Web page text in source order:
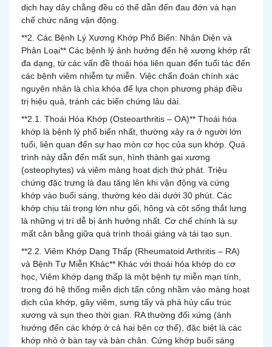
dịch hay dây chằng đều có thể dẫn đến đau đớn và hạn
chế chức năng vận động.
**2. Các Bệnh Lý Xương Khớp Phổ Biến: Nhận Diện và
Phân Loại** Các bệnh lý ảnh hưởng đến hệ xương khớp rất
đa dạng, từ các vấn đề thoái hóa liên quan đến tuổi tác đến
các bệnh viêm nhiễm tự miễn. Việc chẩn đoán chính xác
nguyên nhân là chìa khóa để lựa chọn phương pháp điều
trị hiệu quả, tránh các biến chứng lâu dài.
**2.1. Thoái Hóa Khớp (Osteoarthritis – OA)** Thoái hóa
khớp là bệnh lý phổ biến nhất, thường xảy ra ở người lớn
tuổi, liên quan đến sự hao mòn cơ học của sụn khớp. Quá
trình này dẫn đến mất sụn, hình thành gai xương
(osteophytes) và viêm màng hoạt dịch thứ phát. Triệu
chứng đặc trưng là đau tăng lên khi vận động và cứng
khớp vào buổi sáng, thường kéo dài dưới 30 phút. Các
khớp chịu tải trọng lớn như gối, hông và cột sống thắt lưng
là những vị trí dễ bị ảnh hưởng nhất. Cơ chế chính là sự
mất cân bằng giữa quá trình thoái giáng và tái tạo sụn.
**2.2. Viêm Khớp Dạng Thấp (Rheumatoid Arthritis – RA)
và Bệnh Tự Miễn Khác** Khác với thoái hóa khớp do cơ
học, Viêm khớp dạng thấp là một bệnh tự miễn mạn tính,
trong đó hệ thống miễn dịch tấn công nhầm vào màng hoạt
dịch của khớp, gây viêm, sưng tấy và phá hủy cấu trúc
xương và sụn theo thời gian. RA thường đối xứng (ảnh
hưởng đến các khớp ở cả hai bên cơ thể), đặc biệt là các
khớp nhỏ ở bàn tay và bàn chân. Cứng khớp buổi sáng